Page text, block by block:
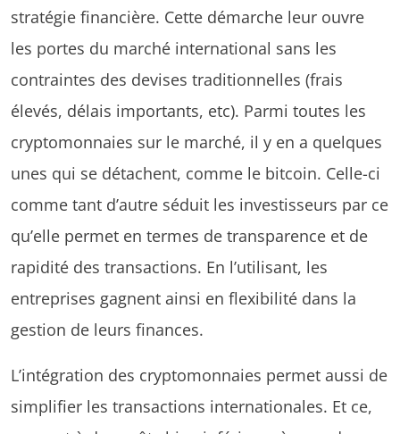
stratégie financière. Cette démarche leur ouvre
les portes du marché international sans les
contraintes des devises traditionnelles (frais
élevés, délais importants, etc). Parmi toutes les
cryptomonnaies sur le marché, il y en a quelques
unes qui se détachent, comme le bitcoin. Celle-ci
comme tant d’autre séduit les investisseurs par ce
qu’elle permet en termes de transparence et de
rapidité des transactions. En l’utilisant, les
entreprises gagnent ainsi en flexibilité dans la
gestion de leurs finances.
L’intégration des cryptomonnaies permet aussi de
simplifier les transactions internationales. Et ce,